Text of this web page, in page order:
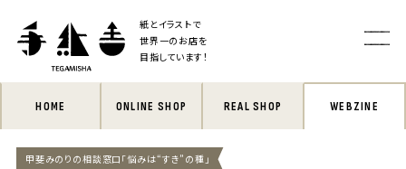
紙とイラストで
世界一のお店を
目指しています！
HOME ONLINE SHOP REAL SHOP WEBZINE
甲斐みのりの相談窓口「悩みは“すき”の種」